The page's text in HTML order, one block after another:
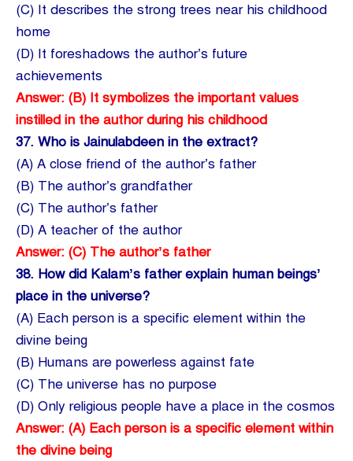
(C) It describes the strong trees near his childhood
home
(D) It foreshadows the author’s future
achievements
Answer: (B) It symbolizes the important values
instilled in the author during his childhood
37. Who is Jainulabdeen in the extract?
(A) A close friend of the author’s father
(B) The author’s grandfather
(C) The author’s father
(D) A teacher of the author
Answer: (C) The author’s father
38. How did Kalam’s father explain human beings’
place in the universe?
(A) Each person is a specific element within the
divine being
(B) Humans are powerless against fate
(C) The universe has no purpose
(D) Only religious people have a place in the cosmos
Answer: (A) Each person is a specific element within
the divine being